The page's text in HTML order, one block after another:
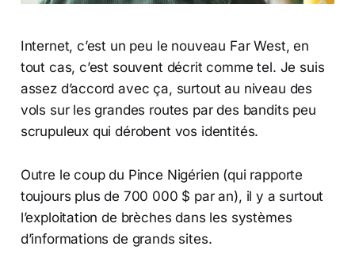
Internet, c’est un peu le nouveau Far West, en
tout cas, c’est souvent décrit comme tel. Je suis
assez d’accord avec ça, surtout au niveau des
vols sur les grandes routes par des bandits peu
scrupuleux qui dérobent vos identités.
Outre le coup du Pince Nigérien (qui rapporte
toujours plus de 700 000 $ par an), il y a surtout
l’exploitation de brèches dans les systèmes
d’informations de grands sites.